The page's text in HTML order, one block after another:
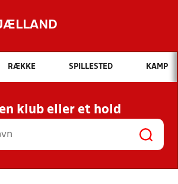
Hvad vil du søge efter?
INDHOLD OG NYHEDER
RESULTATER, KLUBBER OG
HOLD
RÆKKE SPILLESTED KAMP
klub eller et hold